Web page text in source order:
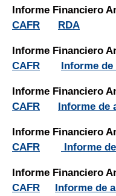
Informe Financiero
CAFR
RDA
Informe Financiero
CAFR
Informe
Informe Financiero
CAFR
Informe de
Informe Financiero
CAFR
Informe
Informe Financiero
CAFR
Informe de